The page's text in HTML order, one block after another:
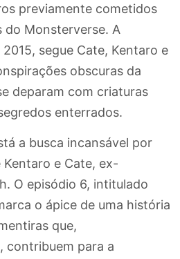
previamente cometidos
do Monsterverse. A
segue Cate, Kentaro e
obscuras da
deparam com criaturas
enterrados.
a busca incansável por
Kentaro e Cate, ex-
O episódio 6, intitulado
o ápice de uma história
que,
contribuem para a